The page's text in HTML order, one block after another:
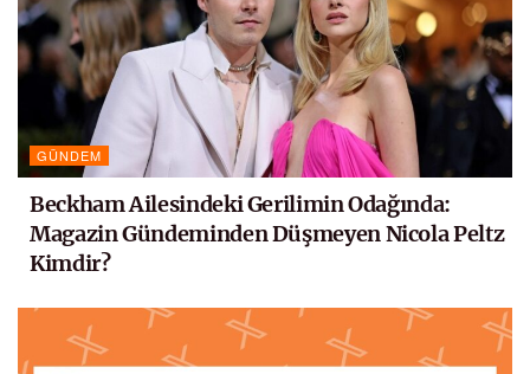
GÜNDEM
Beckham Ailesindeki Gerilimin Odağında:
Magazin Gündeminden Düşmeyen Nicola Peltz
Kimdir?